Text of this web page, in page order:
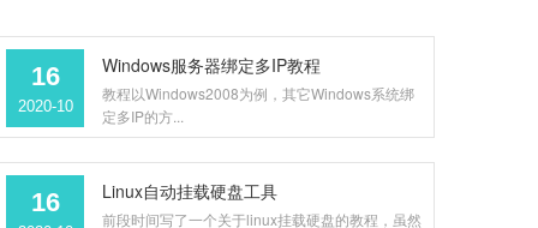
16
2020-10
Windows服务器绑定多IP教程
教程以Windows2008为例，其它Windows系统绑
定多IP的方...
16 Linux自动挂载硬盘工具
前段时间写了一个关于linux挂载硬盘的教程，虽然